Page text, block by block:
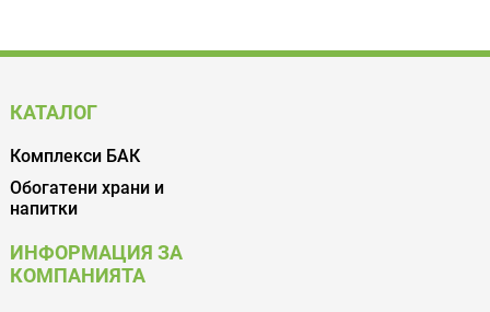
КАТАЛОГ
Комплекси БАК
Обогатени храни и
напитки
ИНФОРМАЦИЯ ЗА
КОМПАНИЯТА